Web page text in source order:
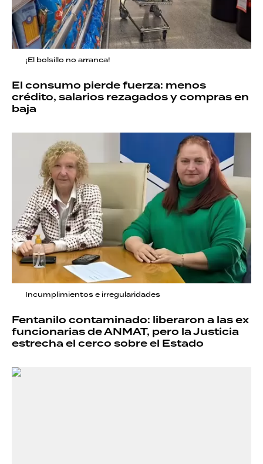
¡El bolsillo no arranca!
El consumo pierde fuerza: menos
crédito, salarios rezagados y compras en
baja
Incumplimientos e irregularidades
Fentanilo contaminado: liberaron a las ex
funcionarias de ANMAT, pero la Justicia
estrecha el cerco sobre el Estado